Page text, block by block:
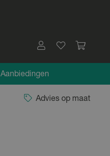
Aanbiedingen
Advies op maat